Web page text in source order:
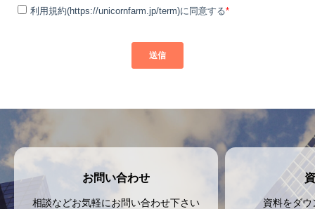
お問い合わせ
相談などお気軽にお問い合わせ下さい 資料をダ